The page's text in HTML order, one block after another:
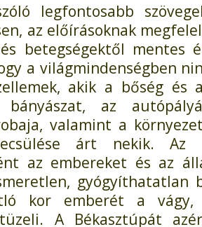
legfontosabb
az előírásoknak
betegségektől mentes
a világmindenségben
akik a bőség
bányászat, az
valamint a
árt nekik. Az
az embereket és az
gyógyíthatatlan
kor emberét a
A Békasztúpát